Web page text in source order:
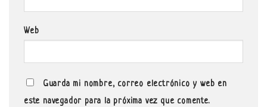
Web
Guarda mi nombre, correo electrónico y web en
este navegador para la próxima vez que comente.